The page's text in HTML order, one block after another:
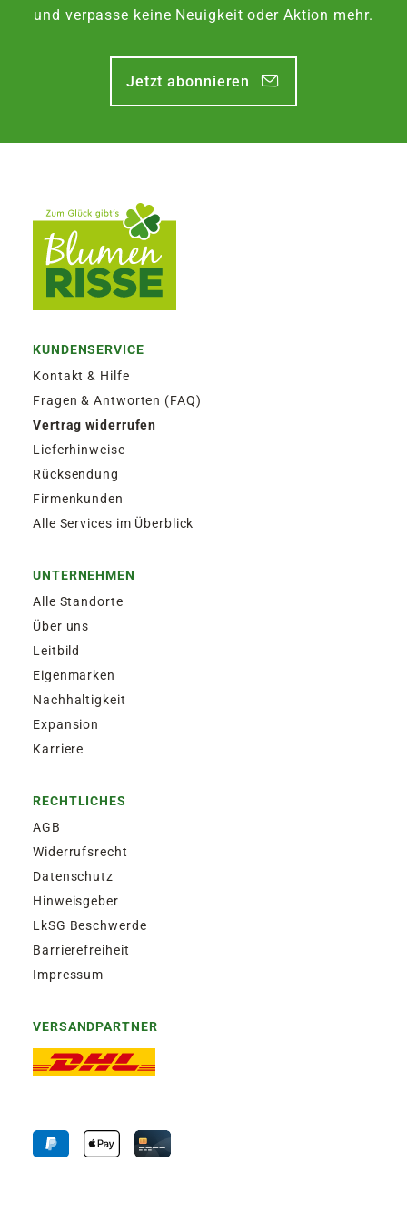
Zustellung am Montag, bis Freitag 13:30 Uhr.
EXPRESSVERSAND SAMSTAG | 12,50€
Garantierter Zustellversuch am Samstag durch
DHL. Bestellaufgabe für Zustellung am
und verpasse keine Neuigkeit oder Aktion mehr.
Jetzt abonnieren
KUNDENSERVICE
Kontakt & Hilfe
Fragen & Antworten (FAQ)
Vertrag widerrufen
Lieferhinweise
Rücksendung
Firmenkunden
Alle Services im Überblick
UNTERNEHMEN
Alle Standorte
Über uns
Leitbild
Eigenmarken
Nachhaltigkeit
Expansion
Karriere
RECHTLICHES
AGB
Widerrufsrecht
Datenschutz
Hinweisgeber
LkSG Beschwerde
Barrierefreiheit
Impressum
VERSANDPARTNER